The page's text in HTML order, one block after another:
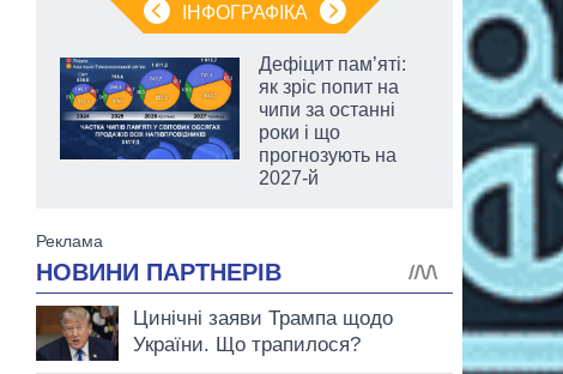
ІНФОГРАФІКА
Дефіцит пам’яті:
як зріс попит на
чипи за останні
роки і що
прогнозують на
2027-й